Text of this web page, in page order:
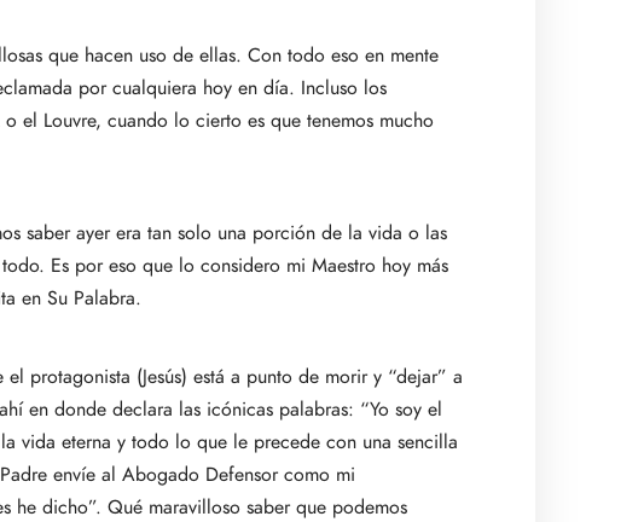
que hacen uso de ellas. Con todo eso en mente
por cualquiera hoy en día. Incluso los
el Louvre, cuando lo cierto es que tenemos mucho
saber ayer era tan solo una porción de la vida o las
Es por eso que lo considero mi Maestro hoy más
en Su Palabra.
protagonista (Jesús) está a punto de morir y “dejar” a
en donde declara las icónicas palabras: “Yo soy el
vida eterna y todo lo que le precede con una sencilla
envíe al Abogado Defensor como mi
he dicho”. Qué maravilloso saber que podemos